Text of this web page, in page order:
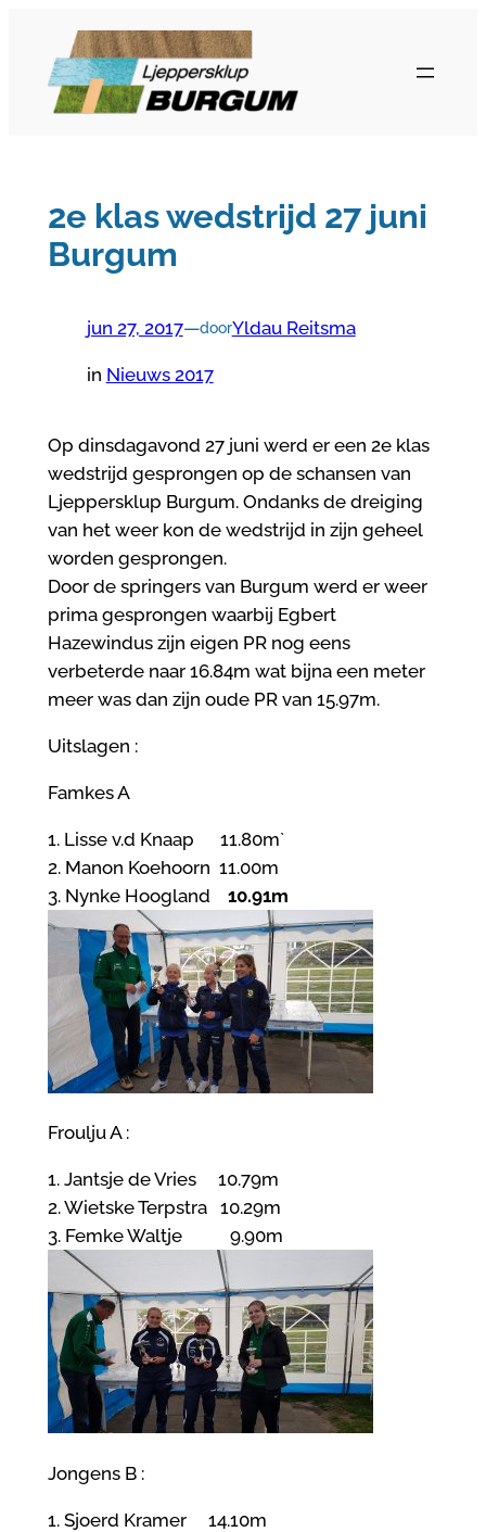
inhoud
2e klas wedstrijd 27 juni
Burgum
jun 27, 2017—doorYldau Reitsma
in Nieuws 2017
Op dinsdagavond 27 juni werd er een 2e klas
wedstrijd gesprongen op de schansen van
Ljeppersklup Burgum. Ondanks de dreiging
van het weer kon de wedstrijd in zijn geheel
worden gesprongen.
Door de springers van Burgum werd er weer
prima gesprongen waarbij Egbert
Hazewindus zijn eigen PR nog eens
verbeterde naar 16.84m wat bijna een meter
meer was dan zijn oude PR van 15.97m.
Uitslagen :
Famkes A
1. Lisse v.d Knaap 11.80m`
2. Manon Koehoorn 11.00m
3. Nynke Hoogland 10.91m
Froulju A :
1. Jantsje de Vries 10.79m
2. Wietske Terpstra 10.29m
3. Femke Waltje 9.90m
Jongens B :
1. Sjoerd Kramer 14.10m